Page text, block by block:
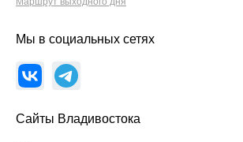
Мы в социальных сетях
Сайты Владивостока